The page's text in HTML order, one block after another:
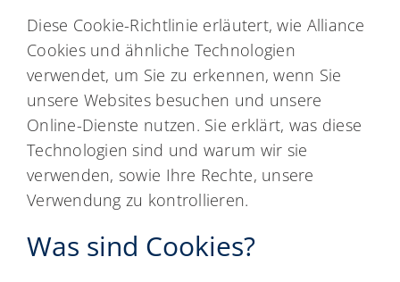
Diese Cookie-Richtlinie erläutert, wie Alliance
Cookies und ähnliche Technologien
verwendet, um Sie zu erkennen, wenn Sie
unsere Websites besuchen und unsere
Online-Dienste nutzen. Sie erklärt, was diese
Technologien sind und warum wir sie
verwenden, sowie Ihre Rechte, unsere
Verwendung zu kontrollieren.
Was sind Cookies?